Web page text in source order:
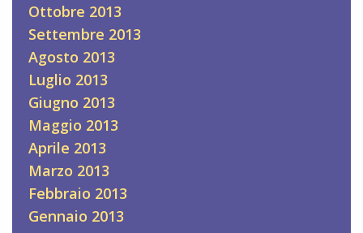
Ottobre 2013
Settembre 2013
Agosto 2013
Luglio 2013
Giugno 2013
Maggio 2013
Aprile 2013
Marzo 2013
Febbraio 2013
Gennaio 2013